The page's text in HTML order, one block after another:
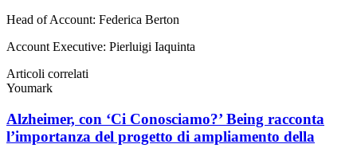
Head of Account: Federica Berton
Account Executive: Pierluigi Iaquinta
Articoli correlati
Youmark
Alzheimer, con ‘Ci Conosciamo?’ Being racconta
l’importanza del progetto di ampliamento della